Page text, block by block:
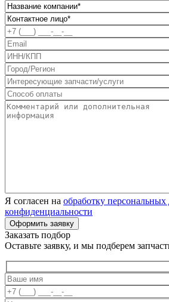
Я согласен на обработку
конфиденциальности
Заказать подбор
Оставьте заявку, и мы подберем